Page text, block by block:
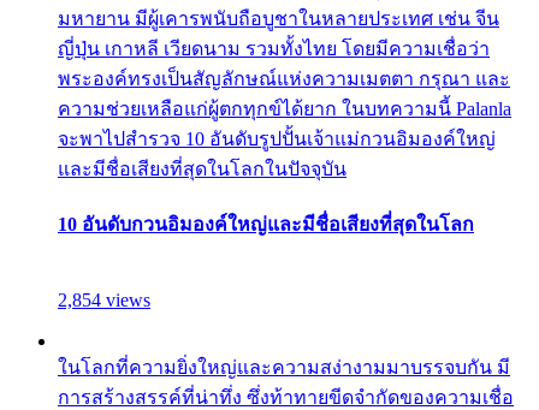
มหายาน มีผู้เคารพนับถือบูชาในหลายประเทศ เช่น จีน
ญี่ปุ่น เกาหลี เวียดนาม รวมทั้งไทย โดยมีความเชื่อว่า
พระองค์ทรงเป็นสัญลักษณ์แห่งความเมตตา กรุณา และ
ความช่วยเหลือแก่ผู้ตกทุกข์ได้ยาก ในบทความนี้ Palanla
จะพาไปสำรวจ 10 อันดับรูปปั้นเจ้าแม่กวนอิมองค์ใหญ่
และมีชื่อเสียงที่สุดในโลกในปัจจุบัน
10 อันดับกวนอิมองค์ใหญ่และมีชื่อเสียงที่สุดในโลก
2,854 views
ในโลกที่ความยิ่งใหญ่และความสง่างามมาบรรจบกัน มี
การสร้างสรรค์ที่น่าทึ่ง ซึ่งท้าทายขีดจำกัดของความเชื่อ